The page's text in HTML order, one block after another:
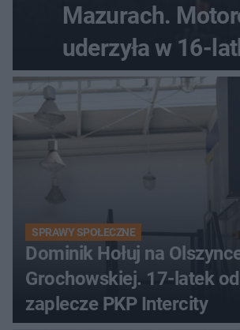
Mazurach.
uderzyła w 16-
skuterze
SPRAWY SPOŁECZNE
Dominik Hołuj na
Grochowskiej. 17-latek
zaplecze PKP Intercity